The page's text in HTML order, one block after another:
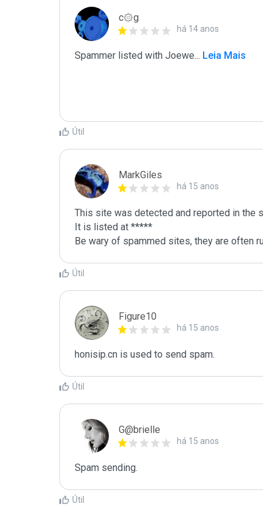
c۞g
há 14 anos
Spammer listed with Joewe... Leia Mais
Útil
MarkGiles
há 15 anos
This site was detected and reported in the
It is listed at *****
Be wary of spammed sites, they are often
Útil
Figure10
há 15 anos
honisip.cn is used to send spam.
Útil
G@brielle
há 15 anos
Spam sending.
Útil